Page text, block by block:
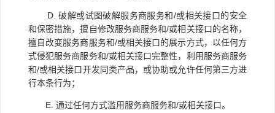
D.破解或试图破解服务商服务和/或相关接口的安全
和保密措施，擅自修改服务商服务和/或相关接口的名称，
擅自改变服务商服务和/或相关接口的展示方式，以任何方
式侵犯服务商服务和/或相关接口完整性，利用服务商服务
和/或相关接口开发同类产品，或协助或允许任何第三方进
行本条行为；
E. 通过任何方式滥用服务商服务和/或相关接口。